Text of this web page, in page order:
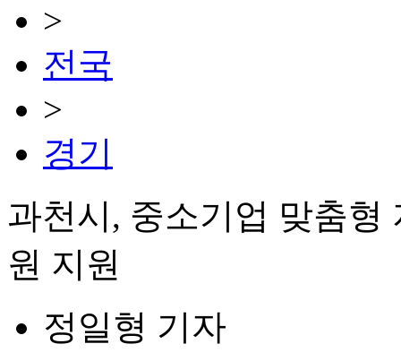
>
전국
>
경기
과천시, 중소기업 맞춤
원 지원
정일형 기자